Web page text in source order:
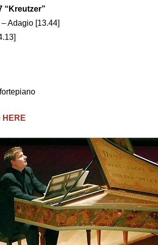
“Kreutzer”
Adagio [13.44]
HERE